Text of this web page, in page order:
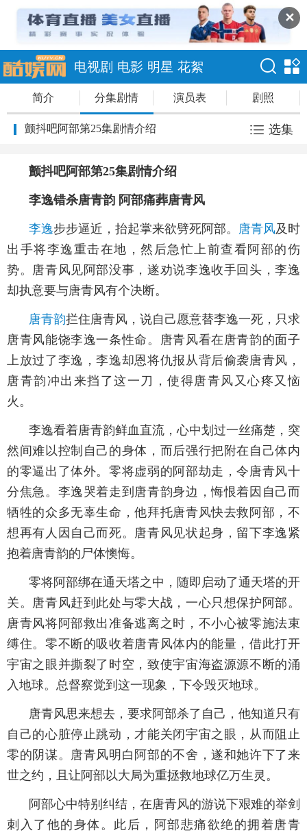
✕
电视剧 电影 明星 花絮
简介 分集剧情 演员表 剧照
颤抖吧阿部第25集剧情介绍 选集
颤抖吧阿部第25集剧情介绍
李逸错杀唐青韵 阿部痛葬唐青风
李逸步步逼近，抬起掌来欲劈死阿部。 唐青风及时
出手将李逸重击在地，然后急忙上前查看阿部的伤
势。唐青风见阿部没事，遂劝说李逸收手回头，李逸
却执意要与唐青风有个决断。
唐青韵拦住唐青风，说自己愿意替李逸一死，只求
唐青风能饶李逸一条性命。唐青风看在唐青韵的面子
上放过了李逸，李逸却恩将仇报从背后偷袭唐青风，
唐青韵冲出来挡了这一刀，使得唐青风又心疼又恼
火。
李逸看着唐青韵鲜血直流，心中划过一丝痛楚，突
然间难以控制自己的身体，而后强行把附在自己体内
的零逼出了体外。零将虚弱的阿部劫走，令唐青风十
分焦急。李逸哭着走到唐青韵身边，悔恨着因自己而
牺牲的众多无辜生命，他拜托唐青风快去救阿部，不
想再有人因自己而死。唐青风见状起身，留下李逸紧
抱着唐青韵的尸体懊悔。
零将阿部绑在通天塔之中，随即启动了通天塔的开
关。唐青风赶到此处与零大战，一心只想保护阿部。
唐青风将阿部救出准备逃离之时，不小心被零施法束
缚住。零不断的吸收着唐青风体内的能量，借此打开
宇宙之眼并撕裂了时空，致使宇宙海盗源源不断的涌
入地球。总督察觉到这一现象，下令毁灭地球。
唐青风思来想去，要求阿部杀了自己，他知道只有
自己的心脏停止跳动，才能关闭宇宙之眼，从而阻止
零的阴谋。唐青风明白阿部的不舍，遂和她许下了来
世之约，且让阿部以大局为重拯救地球亿万生灵。
阿部心中特别纠结，在唐青风的游说下艰难的举剑
刺入了他的身体。此后，阿部悲痛欲绝的拥着唐青